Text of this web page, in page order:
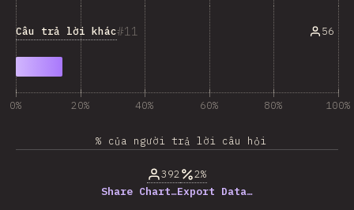
11
Câu trả lời khác 56
0% 20% 40% 60% 80% 100%
% của người trả lời câu hỏi
392
2%
Share Chart…Export Data…